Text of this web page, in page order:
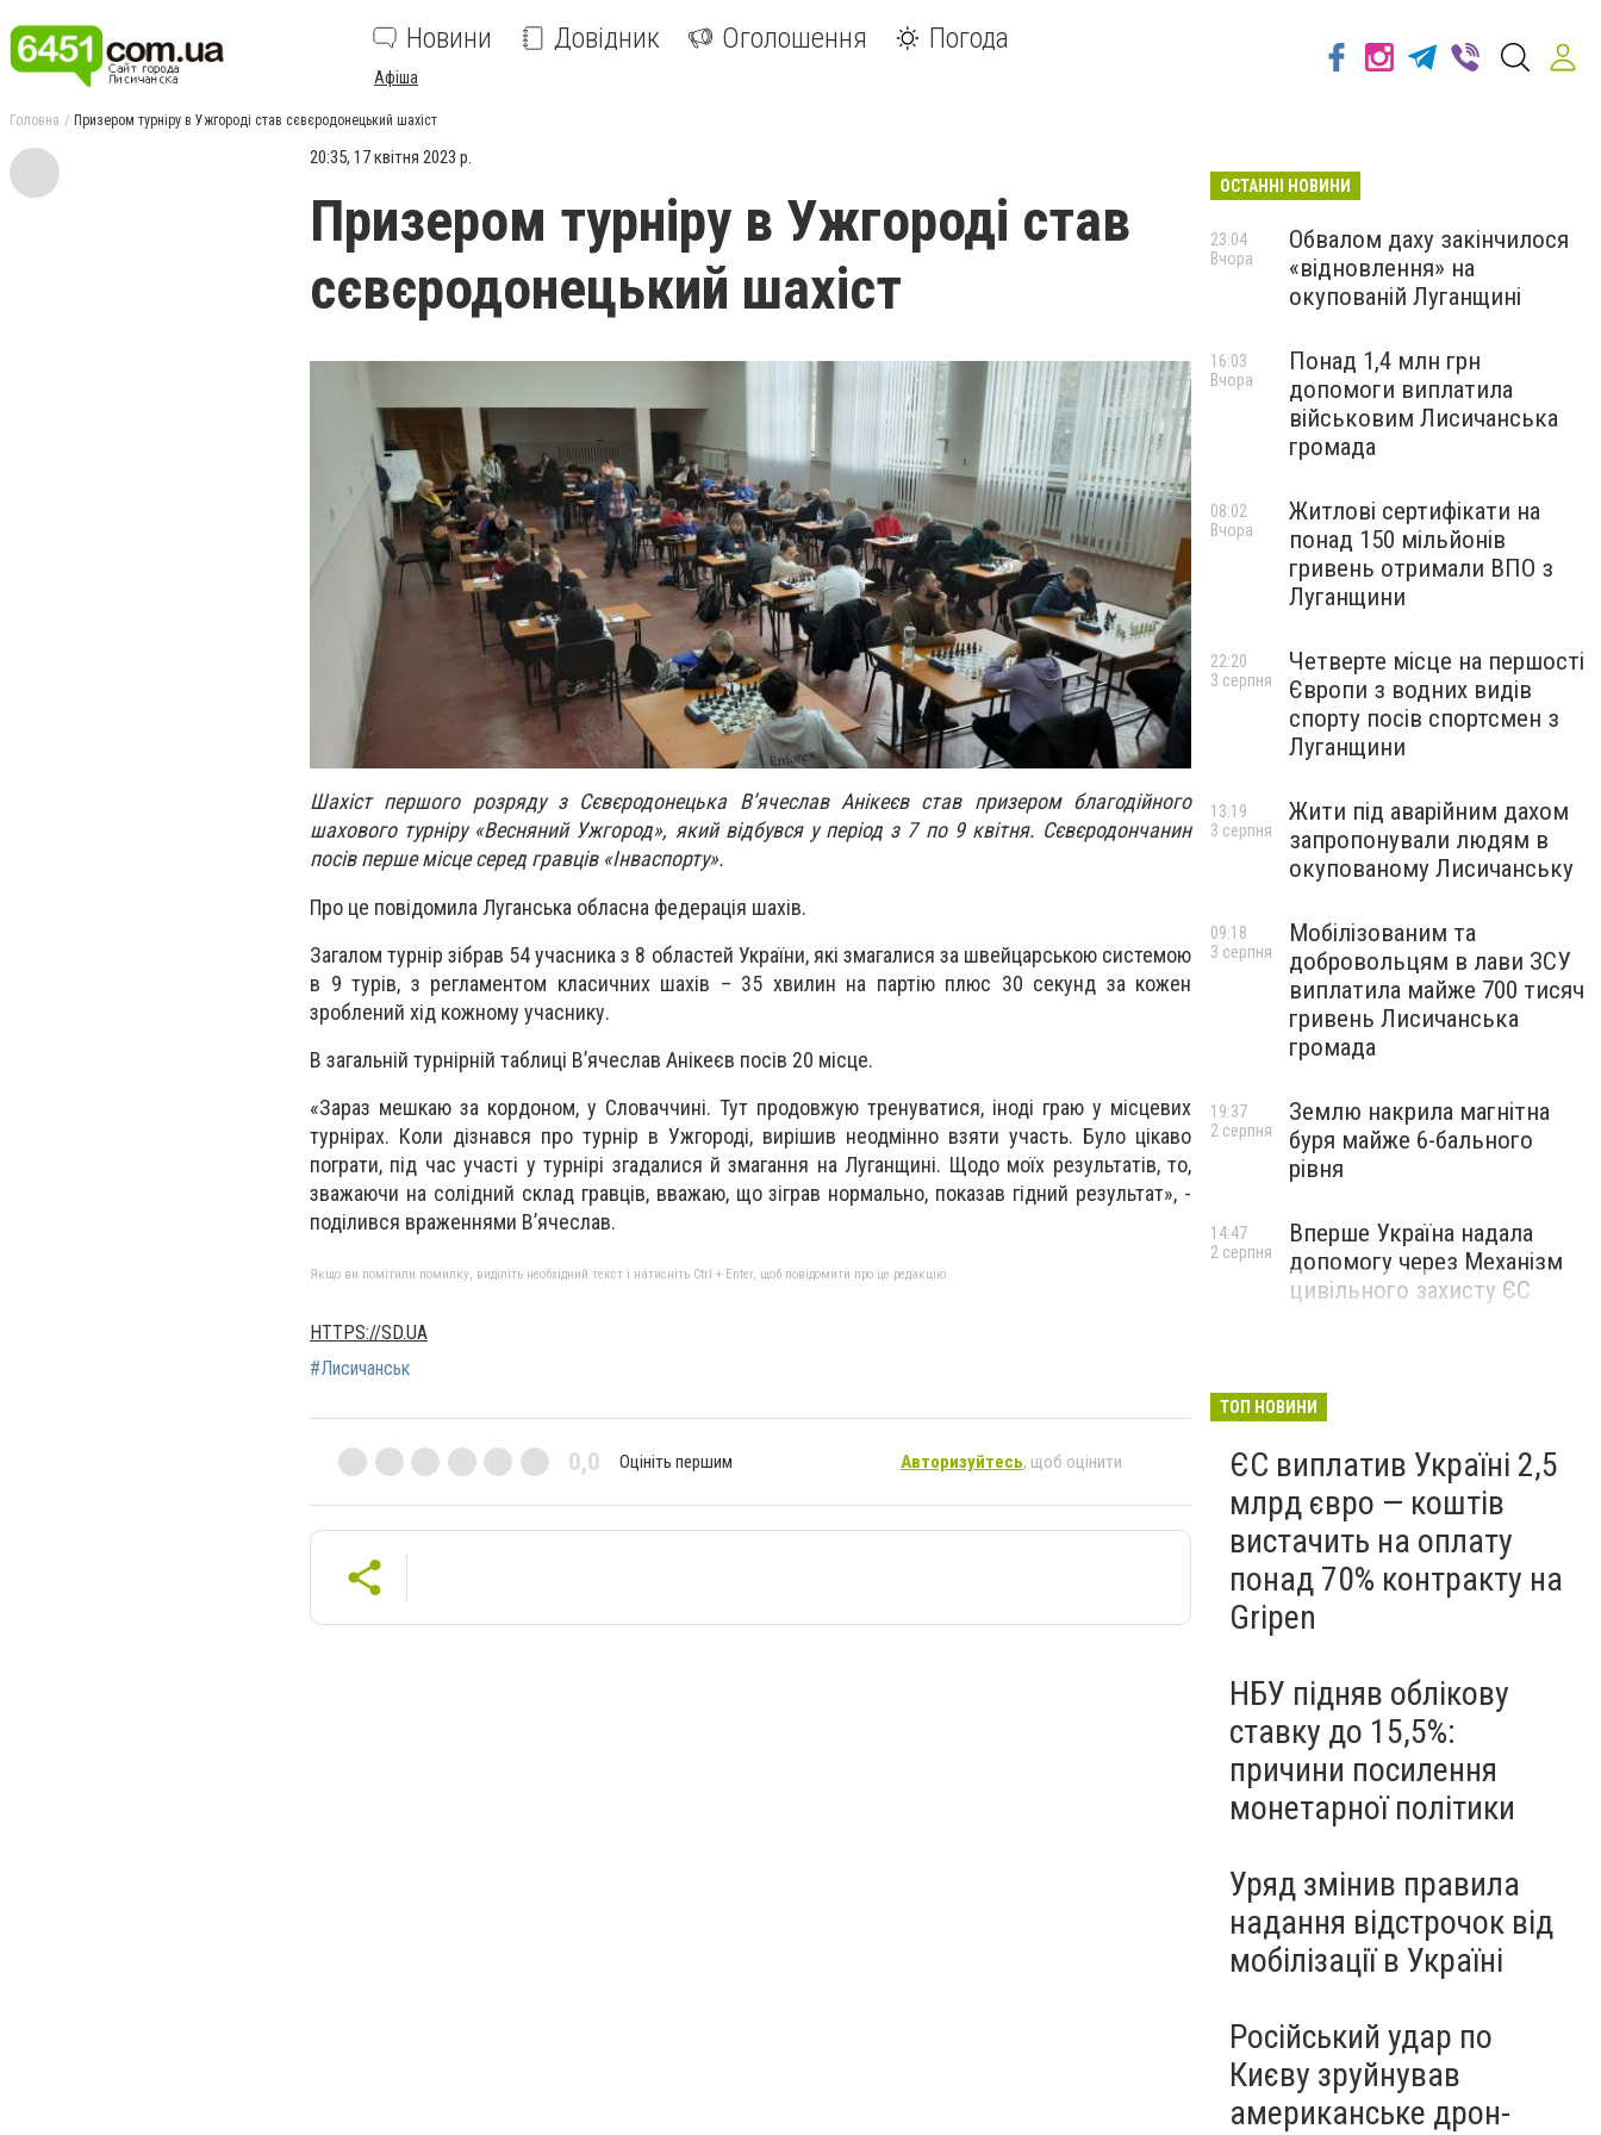
Новини Довідник Оголошення Погода
Афіша
Головна Призером турніру в Ужгороді став сєвєродонецький шахіст
20:35, 17 квітня 2023 р.
Призером турніру в Ужгороді став
сєвєродонецький шахіст
Шахіст першого розряду з Сєвєродонецька В’ячеслав Анікеєв став призером благодійного
шахового турніру «Весняний Ужгород», який відбувся у період з 7 по 9 квітня. Сєвєродончанин
посів перше місце серед гравців «Інваспорту».
Про це повідомила Луганська обласна федерація шахів.
Загалом турнір зібрав 54 учасника з 8 областей України, які змагалися за швейцарською системою
в 9 турів, з регламентом класичних шахів – 35 хвилин на партію плюс 30 секунд за кожен
зроблений хід кожному учаснику.
В загальній турнірній таблиці В’ячеслав Анікеєв посів 20 місце.
«Зараз мешкаю за кордоном, у Словаччині. Тут продовжую тренуватися, іноді граю у місцевих
турнірах. Коли дізнався про турнір в Ужгороді, вирішив неодмінно взяти участь. Було цікаво
пограти, під час участі у турнірі згадалися й змагання на Луганщині. Щодо моїх результатів, то,
зважаючи на солідний склад гравців, вважаю, що зіграв нормально, показав гідний результат», -
поділився враженнями В’ячеслав.
Якщо ви помітили помилку, виділіть необхідний текст і натисніть Ctrl + Enter, щоб повідомити про це редакцію
HTTPS://SD.UA
#Лисичанськ
0,0 Оцініть першим Авторизуйтесь, щоб оцінити
ОСТАННІ НОВИНИ
Обвалом даху закінчилося
«відновлення» на
окупованій Луганщині
23:04
Вчора
Понад 1,4 млн грн
допомоги виплатила
військовим Лисичанська
громада
16:03
Вчора
Житлові сертифікати на
понад 150 мільйонів
гривень отримали ВПО з
Луганщини
08:02
Вчора
Четверте місце на першості
Європи з водних видів
спорту посів спортсмен з
Луганщини
22:20
3 серпня
Жити під аварійним дахом
запропонували людям в
окупованому Лисичанську
13:19
3 серпня
Мобілізованим та
добровольцям в лави ЗСУ
виплатила майже 700 тисяч
гривень Лисичанська
громада
09:18
3 серпня
Землю накрила магнітна
буря майже 6-бального
рівня
19:37
2 серпня
Вперше Україна надала
допомогу через Механізм
цивільного захисту ЄС
14:47
2 серпня
ТОП НОВИНИ
ЄС виплатив Україні 2,5
млрд євро — коштів
вистачить на оплату
понад 70% контракту на
Gripen
НБУ підняв облікову
ставку до 15,5%:
причини посилення
монетарної політики
Уряд змінив правила
надання відстрочок від
мобілізації в Україні
Російський удар по
Києву зруйнував
американське дрон-